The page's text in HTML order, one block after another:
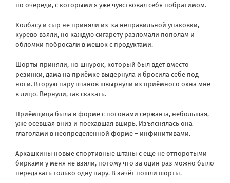
по очереди, с которыми я уже чувствовал себя побратимом.
Колбасу и сыр не приняли из-за неправильной упаковки,
курево взяли, но каждую сигарету разломали пополам и
обломки побросали в мешок с продуктами.
Шорты приняли, но шнурок, который был вдет вместо
резинки, дама на приёмке выдернула и бросила себе под
ноги. Вторую пару штанов швырнули из приёмного окна мне
в лицо. Вернули, так сказать.
Приёмщица была в форме с погонами сержанта, небольшая,
уже осевшая вниз и поехавшая вширь. Изъяснялась она
глаголами в неопределённой форме – инфинитивами.
Аркашкины новые спортивные штаны с ещё не отпоротыми
бирками у меня не взяли, потому что за один раз можно было
передавать только одну пару. В зачёт пошли шорты.